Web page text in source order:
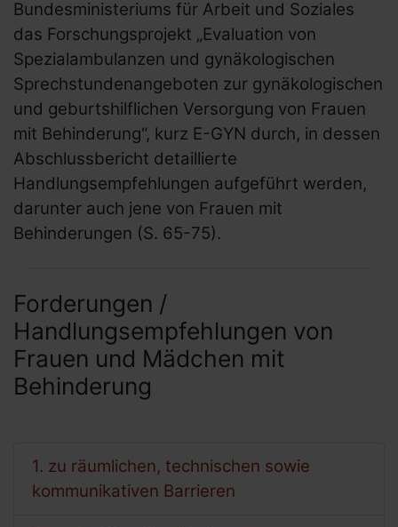
Bundesministeriums für Arbeit und Soziales
das Forschungsprojekt „Evaluation von
Spezialambulanzen und gynäkologischen
Sprechstundenangeboten zur gynäkologischen
und geburtshilflichen Versorgung von Frauen
mit Behinderung“, kurz E-GYN durch, in dessen
Abschlussbericht detaillierte
Handlungsempfehlungen aufgeführt werden,
darunter auch jene von Frauen mit
Behinderungen (S. 65-75).
Forderungen /
Handlungsempfehlungen von
Frauen und Mädchen mit
Behinderung
1. zu räumlichen, technischen sowie
kommunikativen Barrieren